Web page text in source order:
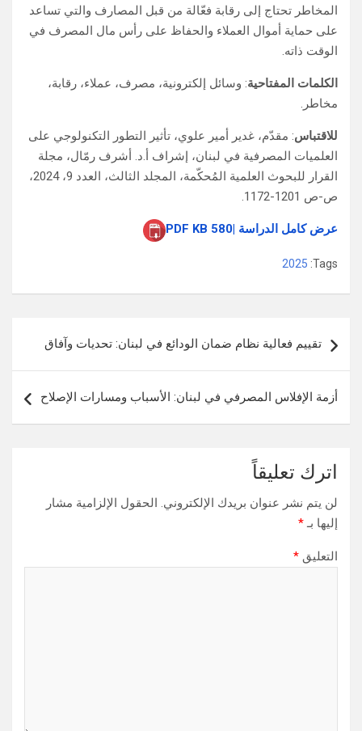
المخاطر تحتاج إلى رقابة فعّالة من قبل المصارف والتي تساعد
على حماية أموال العملاء والحفاظ على رأس مال المصرف في
الوقت ذاته.
الكلمات المفتاحية: وسائل إلكترونية، مصرف، عملاء، رقابة،
مخاطر.
للاقتباس: مقدّم، غدير أمير علوي، تأثير التطور التكنولوجي على
العلميات المصرفية في لبنان، إشراف أ.د. أشرف رمّال، مجلة
القرار للبحوث العلمية المُحكّمة، المجلد الثالث، العدد 9، 2024،
ص-ص 1201-1172.
عرض كامل الدراسة |580 PDF KB
Tags:
2025
المقالات
تقييم فعالية نظام ضمان الودائع في لبنان: تحديات وآفاق
أزمة الإفلاس المصرفي في لبنان: الأسباب ومسارات الإصلاح
اترك تعليقاً
لن يتم نشر عنوان بريدك الإلكتروني. الحقول الإلزامية مشار
إليها بـ*
التعليق *